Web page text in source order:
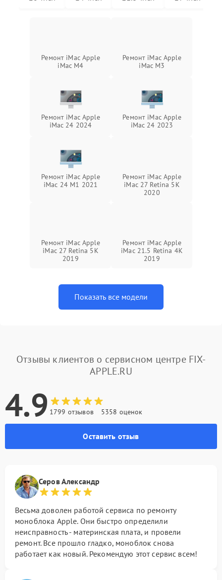
Ремонт iMac Apple
iMac M4
Ремонт iMac Apple
iMac M3
Ремонт iMac Apple
iMac 24 2024
Ремонт iMac Apple
iMac 24 2023
Ремонт iMac Apple
iMac 24 M1 2021
Ремонт iMac Apple
iMac 27 Retina 5K
2020
Ремонт iMac Apple
iMac 27 Retina 5K
2019
Ремонт iMac Apple
iMac 21.5 Retina 4K
2019
Показать все модели
Отзывы клиентов о сервисном центре FIX-
APPLE.RU
4.9 1799 отзывов 5358 оценок
Оставить отзыв
Серов Александр
Весьма доволен работой сервиса по ремонту
моноблока Apple. Они быстро определили
неисправность - материнская плата, и провели
ремонт. Все прошло гладко, моноблок снова
работает как новый. Рекомендую этот сервис всем!